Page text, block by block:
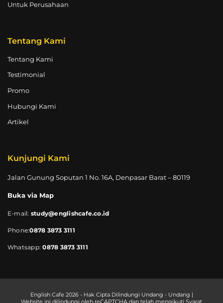
Untuk Perusahaan
Tentang Kami
Tentang Kami
Testimonial
Promo
Hubungi Kami
Artikel
Kunjungi Kami
Jalan Gunung Soputan 1 No. 16A, Denpasar Barat – 80119
Buka via Map
E-mail: study@englishcafe.co.id
Phone:0878 3873 3111
Whatsapp:0878 3873 3111
English Cafe 2026 - Hak Cipta Dilindungi Undang - Undang |
Website ini dilindungi oleh reCAPTCHA dan telah mengikuti Syarat